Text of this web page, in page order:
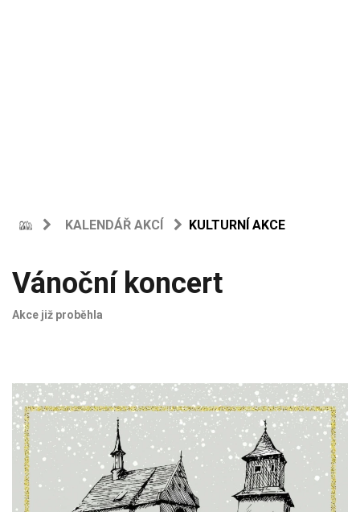
KALENDÁŘ AKCÍ KULTURNÍ AKCE
Vánoční koncert
Akce již proběhla